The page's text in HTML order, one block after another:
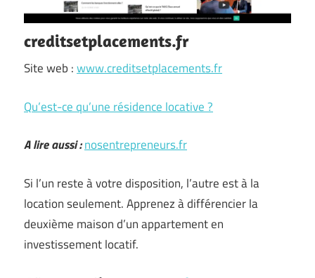
creditsetplacements.fr
Site web :www.creditsetplacements.fr
Qu’est-ce qu’une résidence locative ?
A lire aussi :nosentrepreneurs.fr
Si l’un reste à votre disposition, l’autre est à la
location seulement. Apprenez à différencier la
deuxième maison d’un appartement en
investissement locatif.